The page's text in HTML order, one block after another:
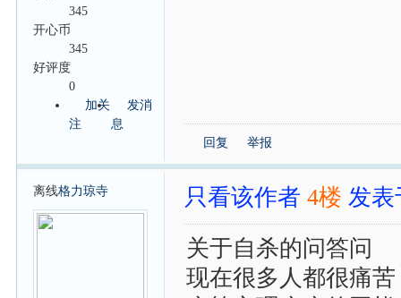
345
开心币
345
好评度
0
加关
注
发消
息
回复 举报
离线格力琼寺 只看该作者 4楼 发表
关于自杀的问答问
现在很多人都很痛